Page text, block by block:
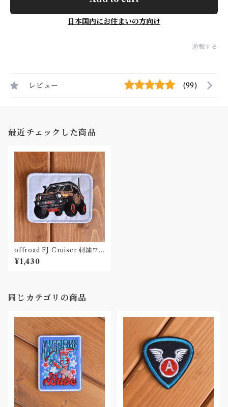
日本国内にお住まいの方向け
通報する
レビュー (99)
最近チェックした商品
offroad FJ Cruiser 刺繍ワ
ッペン Patch
¥1,430
同じカテゴリの商品